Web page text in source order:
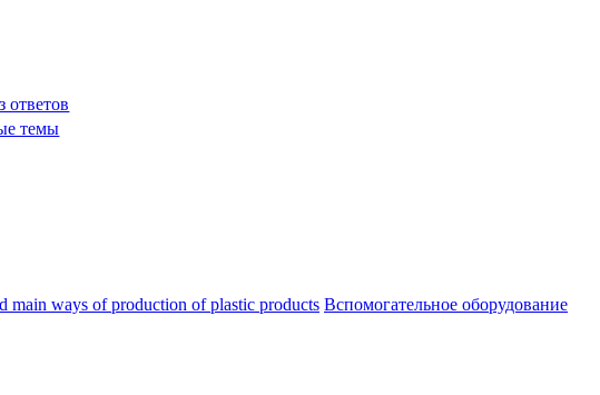
ответов
темы
main ways of production of plastic products Вспомогательное оборудование